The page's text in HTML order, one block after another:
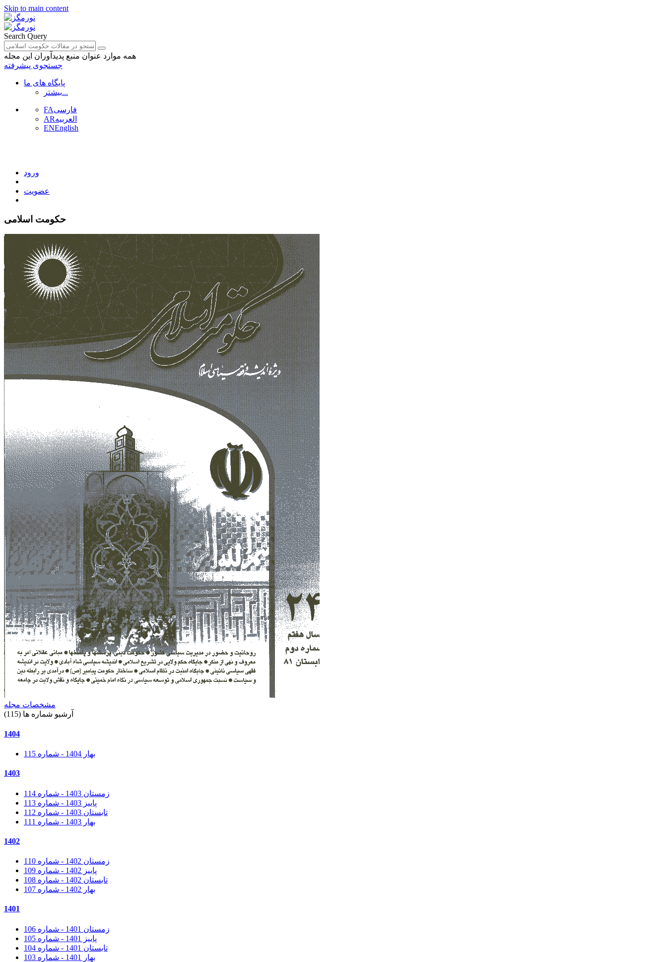
Skip to main content
Search Query
همه موارد عنوان منبع پدیدآوران این مجله
جستجوی پیشرفته
پایگاه های ما
بیشتر...
FAفارسی
ARالعربیه
ENEnglish
ورود
عضویت
حکومت اسلامی
مشخصات مجله
آرشیو شماره ها (115)
1404
بهار 1404 - شماره 115
1403
زمستان 1403 - شماره 114
پاییز 1403 - شماره 113
تابستان 1403 - شماره 112
بهار 1403 - شماره 111
1402
زمستان 1402 - شماره 110
پاییز 1402 - شماره 109
تابستان 1402 - شماره 108
بهار 1402 - شماره 107
1401
زمستان 1401 - شماره 106
پاییز 1401 - شماره 105
تابستان 1401 - شماره 104
بهار 1401 - شماره 103